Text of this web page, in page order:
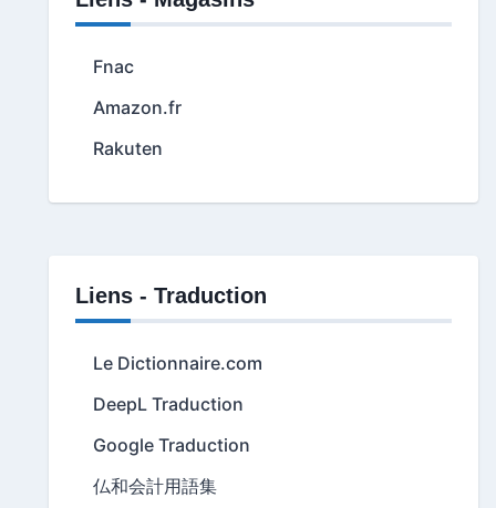
Fnac
Amazon.fr
Rakuten
Liens - Traduction
Le Dictionnaire.com
DeepL Traduction
Google Traduction
仏和会計用語集